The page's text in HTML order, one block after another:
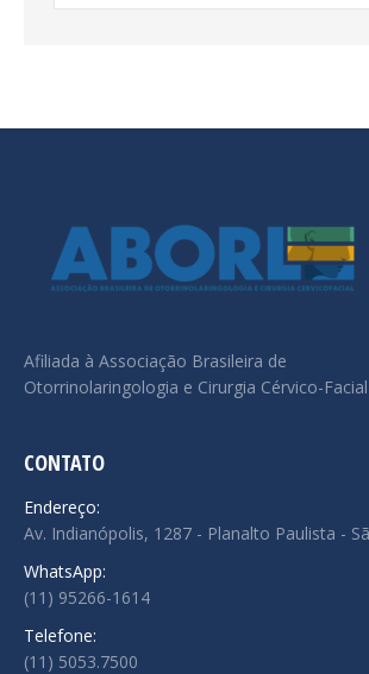
Afiliada à Associação Brasileira de
Otorrinolaringologia e Cirurgia Cérvico-Facial
CONTATO
Endereço:
Av. Indianópolis, 1287 - Planalto Paulista -
WhatsApp:
(11) 95266-1614
Telefone:
(11) 5053.7500